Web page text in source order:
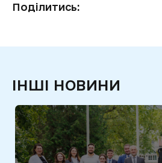
Поділитись:
ІНШІ НОВИНИ